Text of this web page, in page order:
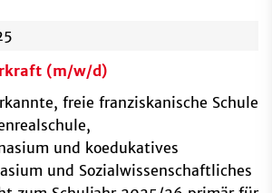
(m/w/d)
freie franziskanische Schule
und koedukatives
und Sozialwissenschaftliches